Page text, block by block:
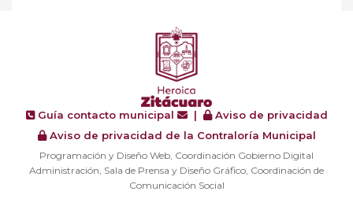
Guía contacto municipal |
Aviso de privacidad
Aviso de privacidad de la Contraloría Municipal
Programación y Diseño Web, Coordinación Gobierno Digital
Administración, Sala de Prensa y Diseño Gráfico, Coordinación de
Comunicación Social